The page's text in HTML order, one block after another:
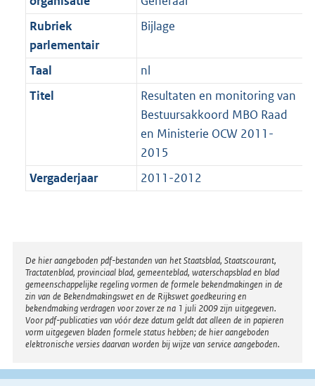
t
a
t
b K
Rubriek
parlementair
Bijlage
Taal
nl
Titel
Resultaten en monitoring van
Bestuursakkoord MBO Raad
en Ministerie OCW 2011-
2015
Vergaderjaar
2011-2012
Disclaimer
De hier aangeboden pdf-bestanden van het Staatsblad, Staatscourant,
Tractatenblad, provinciaal blad, gemeenteblad, waterschapsblad en blad
gemeenschappelijke regeling vormen de formele bekendmakingen in de
zin van de Bekendmakingswet en de Rijkswet goedkeuring en
bekendmaking verdragen voor zover ze na 1 juli 2009 zijn uitgegeven.
Voor pdf-publicaties van vóór deze datum geldt dat alleen de in papieren
vorm uitgegeven bladen formele status hebben; de hier aangeboden
elektronische versies daarvan worden bij wijze van service aangeboden.